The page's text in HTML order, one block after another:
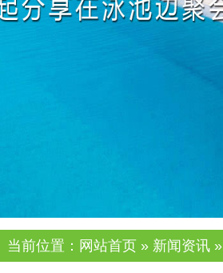
当前位置： 网站首页 » 新闻资讯 »